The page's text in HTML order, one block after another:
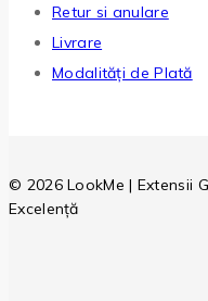
Retur si anulare
Livrare
Modalități de Plată
© 2026 LookMe | Extensii
Excelență